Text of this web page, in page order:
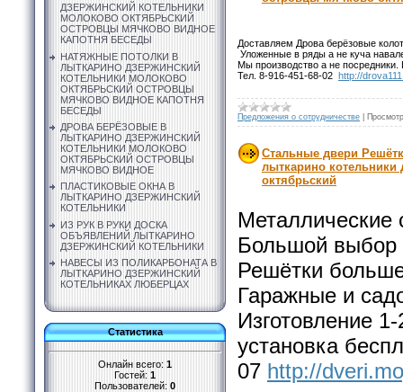
ДЗЕРЖИНСКИЙ КОТЕЛЬНИКИ
МОЛОКОВО ОКТЯБРЬСКИЙ
ОСТРОВЦЫ МЯЧКОВО ВИДНОЕ
КАПОТНЯ БЕСЕДЫ
НАТЯЖНЫЕ ПОТОЛКИ В
ЛЫТКАРИНО ДЗЕРЖИНСКИЙ
КОТЕЛЬНИКИ МОЛОКОВО
ОКТЯБРЬСКИЙ ОСТРОВЦЫ
МЯЧКОВО ВИДНОЕ КАПОТНЯ
БЕСЕДЫ
ДРОВА БЕРЁЗОВЫЕ В
ЛЫТКАРИНО ДЗЕРЖИНСКИЙ
КОТЕЛЬНИКИ МОЛОКОВО
ОКТЯБРЬСКИЙ ОСТРОВЦЫ
МЯЧКОВО ВИДНОЕ
ПЛАСТИКОВЫЕ ОКНА В
ЛЫТКАРИНО ДЗЕРЖИНСКИЙ
КОТЕЛЬНИКИ
ИЗ РУК В РУКИ ДОСКА
ОБЪЯВЛЕНИЙ ЛЫТКАРИНО
ДЗЕРЖИНСКИЙ КОТЕЛЬНИКИ
НАВЕСЫ ИЗ ПОЛИКАРБОНАТА В
ЛЫТКАРИНО ДЗЕРЖИНСКИЙ
КОТЕЛЬНИКАХ ЛЮБЕРЦАХ
Статистика
Онлайн всего: 1
Гостей: 1
Пользователей: 0
Доставляем Дрова берёзовые
Уложенные в ряды а не куча
Мы производство а не
Тел. 8-916-451-68-02 http://
Предложения о сотрудничестве
Стальные двери
лыткарино
октябрьский
Металлические
Большой выбор
Решётки
Гаражные и
Изготовление
установка
07 http://